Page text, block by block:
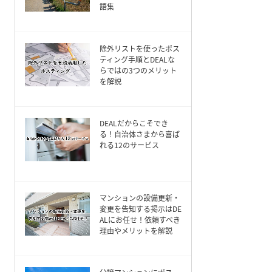
語集
除外リストを使ったポス
ティング手順とDEALな
らではの3つのメリット
を解説
DEALだからこそでき
る！自治体さまから喜ば
れる12のサービス
マンションの設備更新・
変更を告知する掲示はDE
ALにお任せ！依頼すべき
理由やメリットを解説